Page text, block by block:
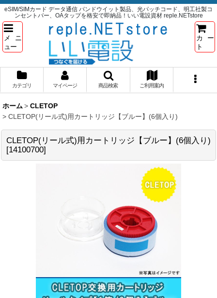
eSIM/SIMカード データ通信 パンドウイット製品、光パッチコード、明工社製コ
ンセントバー、OAタップを格安で即納品！いい電設資材 reple.NETstore
メニ
ュー
カー
ト
カテゴリ マイページ 商品検索 ご利用案内
ホーム > CLETOP
> CLETOP(リール式)用カートリッジ【ブルー】(6個入り)
CLETOP(リール式)用カートリッジ【ブルー】(6個入り)
[14100700]